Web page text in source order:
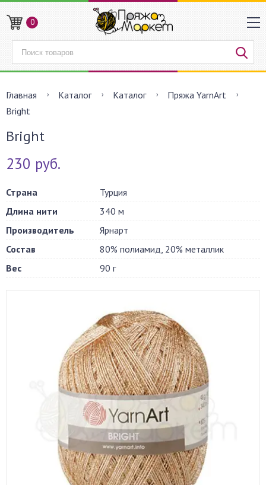
0
Главная Каталог Каталог
Пряжа YarnArt
Bright
Bright
230 руб.
Страна
Турция
Длина нити
340 м
Производитель
Ярнарт
Состав
80% полиамид, 20% металлик
Вес
90 г